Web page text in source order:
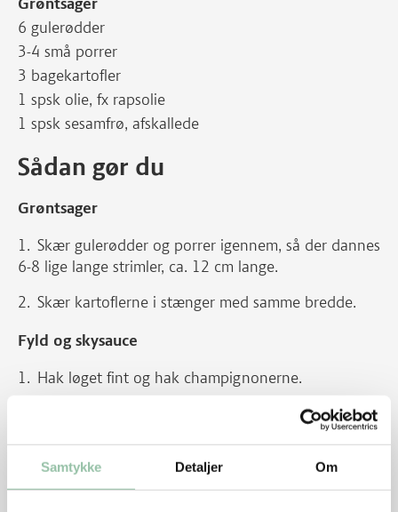
Samtykke Detaljer Om
6 gulerødder
3-4 små porrer
3 bagekartofler
1 spsk olie, fx rapsolie
1 spsk sesamfrø, afskallede
Sådan gør du
Grøntsager
Skær gulerødder og porrer igennem, så der dannes
6-8 lige lange strimler, ca. 12 cm lange.
Skær kartoflerne i stænger med samme bredde.
Fyld og skysauce
Hak løget fint og hak champignonerne.
Opvarm olien ved god varme på en pande og
tilsæt løg, champignon, salt og peber.